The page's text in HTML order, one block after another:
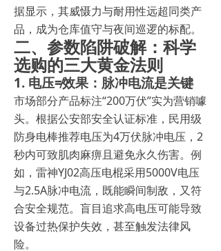
据显示，其威慑力与耐用性远超同类产
品，成为仓库值守与夜间巡逻的标配。
二、参数陷阱破解：科学
选购的三大黄金法则
1. 电压≠效果：脉冲电流是关键
市场部分产品标注“200万伏”实为营销噱
头。根据公安部安全认证标准，民用级
防身电棒推荐电压为4万伏脉冲电压，2
秒内可致肌肉麻痹且避免永久伤害。例
如，雷神YJ02高压电棍采用5000V电压
与2.5A脉冲电流，既能瞬间制敌，又符
合安全规范。盲目追求高电压可能导致
设备过热保护失效，甚至触发法律风
险。